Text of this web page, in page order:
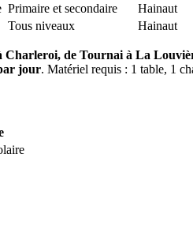
Primaire et secondaire
Hainaut
Tous niveaux Hainaut
Charleroi, de Tournai à La
jour. Matériel requis : 1 table, 1